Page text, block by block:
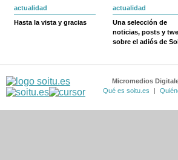
actualidad
Hasta la vista y gracias
actualidad
Una selección de
noticias, posts y
sobre el adiós de
Micromedios
Qué es soitu.es
|